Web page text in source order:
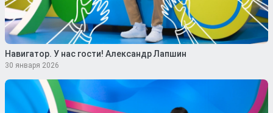
Навигатор. У нас гости! Александр Лапшин
30 января 2026